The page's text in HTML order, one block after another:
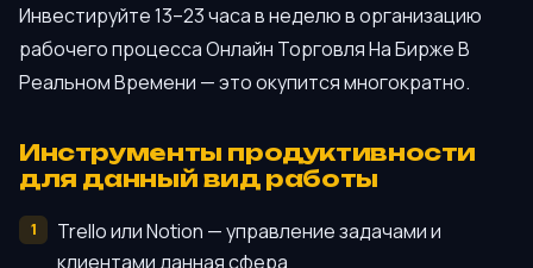
Инвестируйте 13–23 часа в неделю в организацию
рабочего процесса Онлайн Торговля На Бирже В
Реальном Времени — это окупится многократно.
Инструменты продуктивности
для данный вид работы
Trello или Notion — управление задачами и
клиентами данная сфера